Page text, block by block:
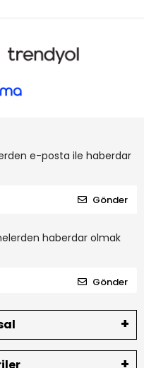
e-posta ile haberdar
Gönder
haberdar olmak
Gönder